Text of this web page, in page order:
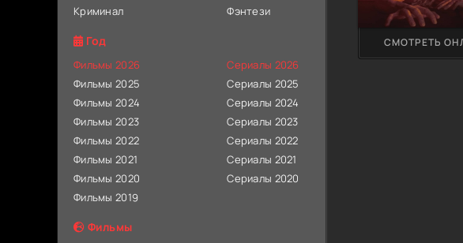
Криминал
Фэнтези
Год
Фильмы 2026
Фильмы 2025
Фильмы 2024
Фильмы 2023
Фильмы 2022
Фильмы 2021
Фильмы 2020
Фильмы 2019
Сериалы 2026
Сериалы 2025
Сериалы 2024
Сериалы 2023
Сериалы 2022
Сериалы 2021
Сериалы 2020
Фильмы
СМОТРЕТЬ